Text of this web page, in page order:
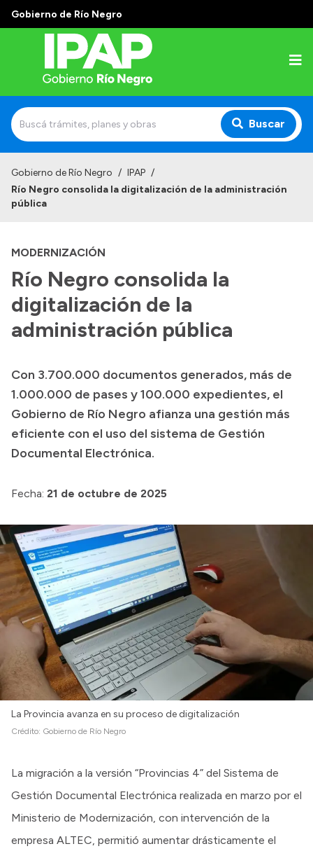
Gobierno de Río Negro
Buscar
Institucional
Autoridades
Alumnos
Docentes y Capacitadores
Delegaciones
Accesos directos
SIU GUARANÍ
SECUNDARIO
CAPACITACIONES
Gobierno de Río Negro / IPAP /
Río Negro consolida la digitalización de la administración
pública
MODERNIZACIÓN
Río Negro consolida la
digitalización de la
administración pública
Con 3.700.000 documentos generados, más de
1.000.000 de pases y 100.000 expedientes, el
Gobierno de Río Negro afianza una gestión más
eficiente con el uso del sistema de Gestión
Documental Electrónica.
Fecha: 21 de octubre de 2025
La Provincia avanza en su proceso de digitalización
Crédito: Gobierno de Río Negro
La migración a la versión “Provincias 4” del Sistema de
Gestión Documental Electrónica realizada en marzo por el
Ministerio de Modernización, con intervención de la
empresa ALTEC, permitió aumentar drásticamente el